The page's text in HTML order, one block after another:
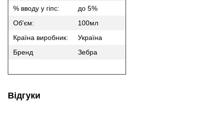
% вводу у гіпс:
до 5%
Об'єм:
100мл
Країна виробник:
Україна
Бренд
Зебра
Відгуки